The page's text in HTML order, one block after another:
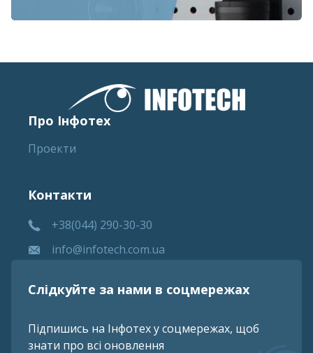
Про Інфотех
Проекти
Контакти
+38(044) 290-30-30
info@infotech.com.ua
Слідкуйте за нами в соцмережах
Підпишись на Інфотех у соцмережах, щоб
знати про всі оновлення